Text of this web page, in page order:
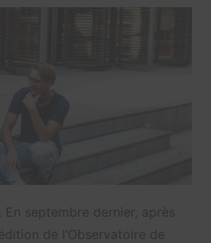
. En septembre dernier, après
de l’Observatoire de